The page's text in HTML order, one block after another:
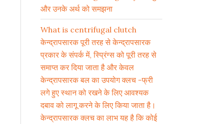
और उनके अर्थ को समझना
What is centrifugal clutch
केन्द्रापसारक पूरी तरह से केन्द्रापसारक
प्रकार के संपर्क में, स्प्रिंग्स को पूरी तरह से
समाप्त कर दिया जाता है और केवल
केन्द्रापसारक बल का उपयोग क्लच -फ्री
लगे हुए स्थान को रखने के लिए आवश्यक
दबाव को लागू करने के लिए किया जाता है।
केन्द्रापसारक क्लच का लाभ यह है कि कोई